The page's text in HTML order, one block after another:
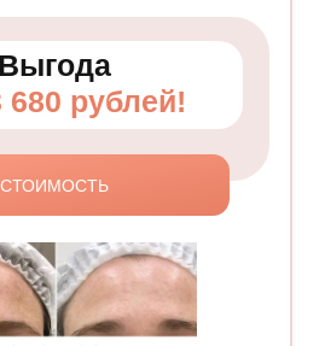
СТОИМОСТЬ
Выгода
680 рублей!